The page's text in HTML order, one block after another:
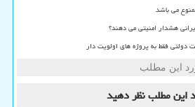
می باشد
هشدار امنیتی می دهند؟
دولتی فقط به پروژه های اولویت دار
این مطلب
این مطلبنظر دهید